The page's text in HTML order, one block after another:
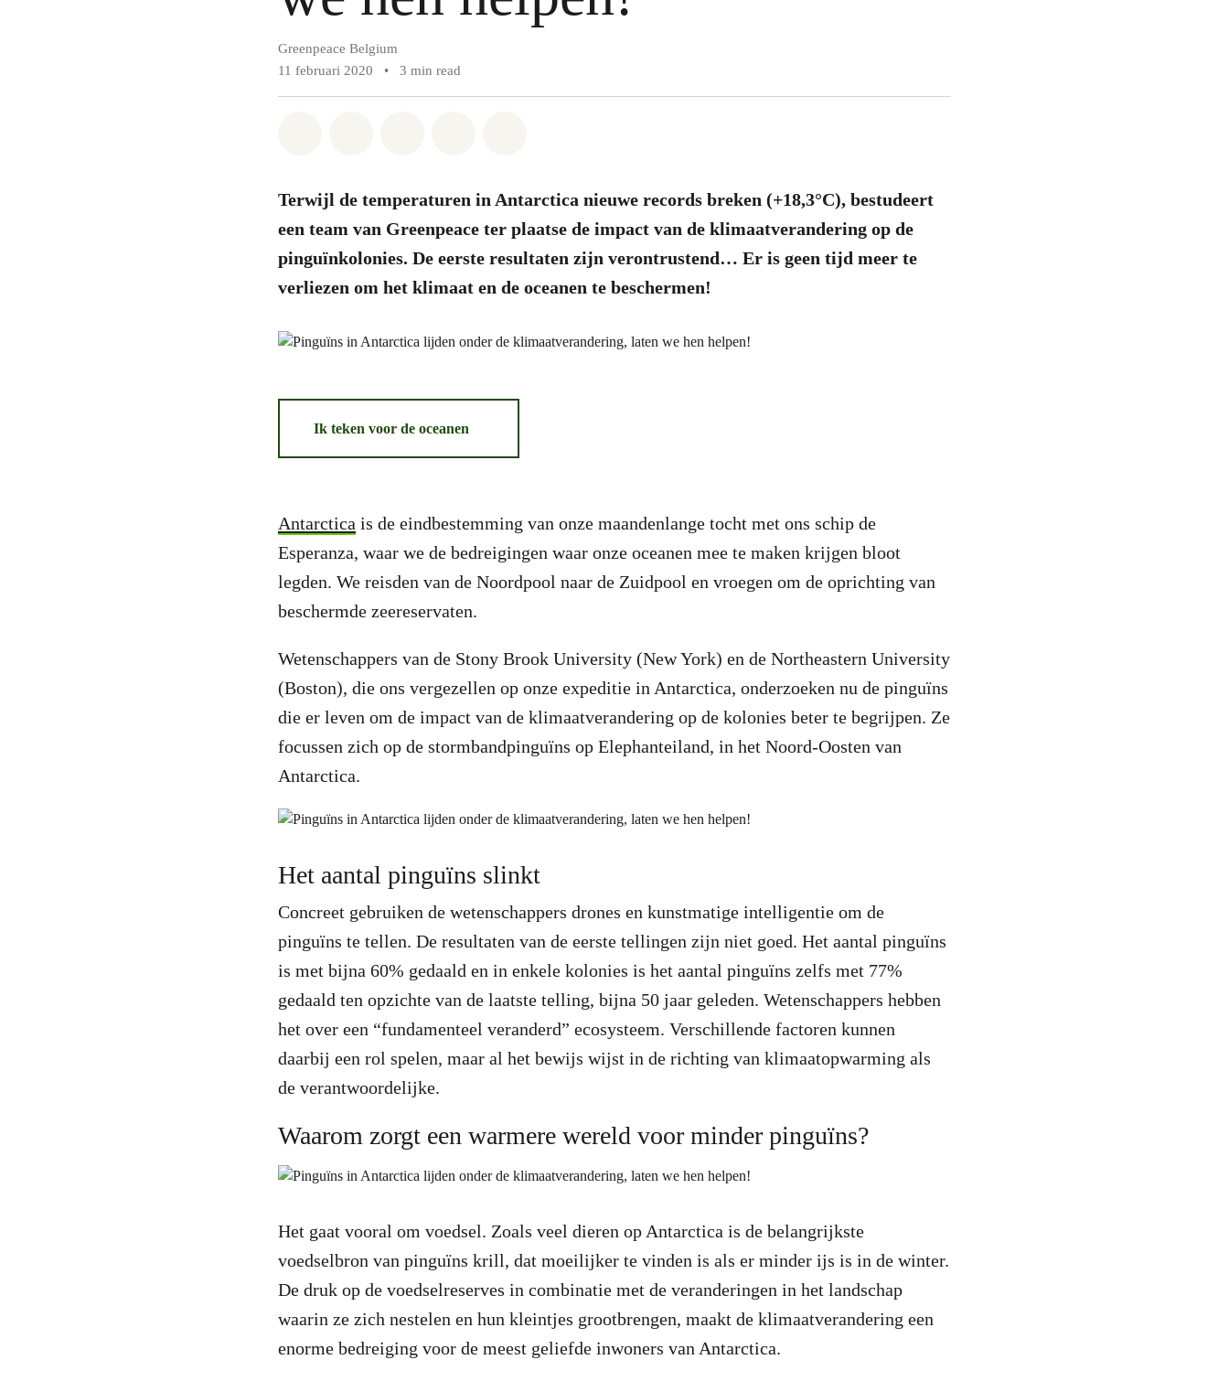
Greenpeace Belgium
11 februari 2020
• 3 min read
Terwijl de temperaturen in Antarctica nieuwe records breken (+18,3°C), bestudeert
een team van Greenpeace ter plaatse de impact van de klimaatverandering op de
pinguïnkolonies. De eerste resultaten zijn verontrustend… Er is geen tijd meer te
verliezen om het klimaat en de oceanen te beschermen!
Ik teken voor de oceanen
Antarctica is de eindbestemming van onze maandenlange tocht met ons schip de
Esperanza, waar we de bedreigingen waar onze oceanen mee te maken krijgen bloot
legden. We reisden van de Noordpool naar de Zuidpool en vroegen om de oprichting van
beschermde zeereservaten.
Wetenschappers van de Stony Brook University (New York) en de Northeastern University
(Boston), die ons vergezellen op onze expeditie in Antarctica, onderzoeken nu de pinguïns
die er leven om de impact van de klimaatverandering op de kolonies beter te begrijpen. Ze
focussen zich op de stormbandpinguïns op Elephanteiland, in het Noord-Oosten van
Antarctica.
Het aantal pinguïns slinkt
Concreet gebruiken de wetenschappers drones en kunstmatige intelligentie om de
pinguïns te tellen. De resultaten van de eerste tellingen zijn niet goed. Het aantal pinguïns
is met bijna 60% gedaald en in enkele kolonies is het aantal pinguïns zelfs met 77%
gedaald ten opzichte van de laatste telling, bijna 50 jaar geleden. Wetenschappers hebben
het over een “fundamenteel veranderd” ecosysteem. Verschillende factoren kunnen
daarbij een rol spelen, maar al het bewijs wijst in de richting van klimaatopwarming als
de verantwoordelijke.
Waarom zorgt een warmere wereld voor minder pinguïns?
Het gaat vooral om voedsel. Zoals veel dieren op Antarctica is de belangrijkste
voedselbron van pinguïns krill, dat moeilijker te vinden is als er minder ijs is in de winter.
De druk op de voedselreserves in combinatie met de veranderingen in het landschap
waarin ze zich nestelen en hun kleintjes grootbrengen, maakt de klimaatverandering een
enorme bedreiging voor de meest geliefde inwoners van Antarctica.